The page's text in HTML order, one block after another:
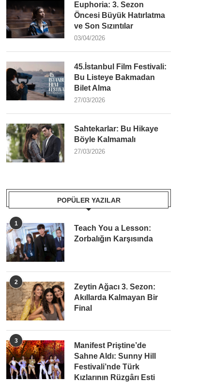
Euphoria: 3. Sezon
Öncesi Büyük Hatırlatma
ve Son Sızıntılar
03/04/2026
45.İstanbul Film Festivali:
Bu Listeye Bakmadan
Bilet Alma
27/03/2026
Sahtekarlar: Bu Hikaye
Böyle Kalmamalı
27/03/2026
POPÜLER YAZILAR
1
Teach You a Lesson:
Zorbalığın Karşısında
2
Zeytin Ağacı 3. Sezon:
Akıllarda Kalmayan Bir
Final
3
Manifest Priştine’de
Sahne Aldı: Sunny Hill
Festivali’nde Türk
Kızlarının Rüzgârı Esti